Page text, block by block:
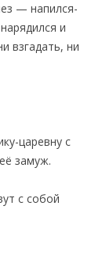
— напился-
и
взгадать, ни
царевну с
замуж.
с собой